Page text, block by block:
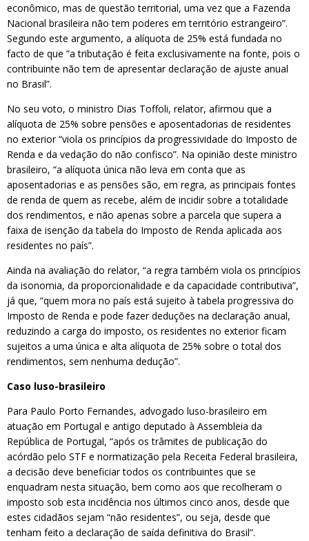
econômico, mas de questão territorial, uma vez que a Fazenda
Nacional brasileira não tem poderes em território estrangeiro”.
Segundo este argumento, a alíquota de 25% está fundada no
facto de que “a tributação é feita exclusivamente na fonte, pois o
contribuinte não tem de apresentar declaração de ajuste anual
no Brasil”.
No seu voto, o ministro Dias Toffoli, relator, afirmou que a
alíquota de 25% sobre pensões e aposentadorias de residentes
no exterior “viola os princípios da progressividade do Imposto de
Renda e da vedação do não confisco”. Na opinião deste ministro
brasileiro, “a alíquota única não leva em conta que as
aposentadorias e as pensões são, em regra, as principais fontes
de renda de quem as recebe, além de incidir sobre a totalidade
dos rendimentos, e não apenas sobre a parcela que supera a
faixa de isenção da tabela do Imposto de Renda aplicada aos
residentes no país”.
Ainda na avaliação do relator, “a regra também viola os princípios
da isonomia, da proporcionalidade e da capacidade contributiva”,
já que, “quem mora no país está sujeito à tabela progressiva do
Imposto de Renda e pode fazer deduções na declaração anual,
reduzindo a carga do imposto, os residentes no exterior ficam
sujeitos a uma única e alta alíquota de 25% sobre o total dos
rendimentos, sem nenhuma dedução”.
Caso luso-brasileiro
Para Paulo Porto Fernandes, advogado luso-brasileiro em
atuação em Portugal e antigo deputado à Assembleia da
República de Portugal, “após os trâmites de publicação do
acórdão pelo STF e normatização pela Receita Federal brasileira,
a decisão deve beneficiar todos os contribuintes que se
enquadram nesta situação, bem como aos que recolheram o
imposto sob esta incidência nos últimos cinco anos, desde que
estes cidadãos sejam “não residentes”, ou seja, desde que
tenham feito a declaração de saída definitiva do Brasil”.